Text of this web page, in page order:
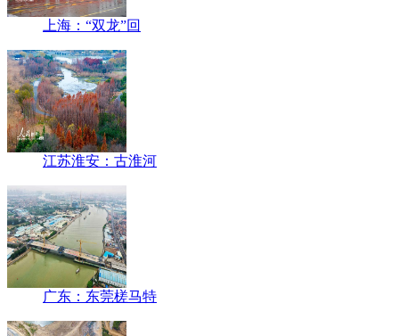
上海：“双龙”回
江苏淮安：古淮河
广东：东莞槎马特